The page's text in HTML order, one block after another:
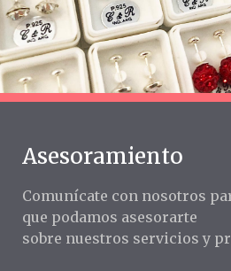
Asesoramiento
Comunícate con nosotros
que podamos asesorarte
sobre nuestros servicios y